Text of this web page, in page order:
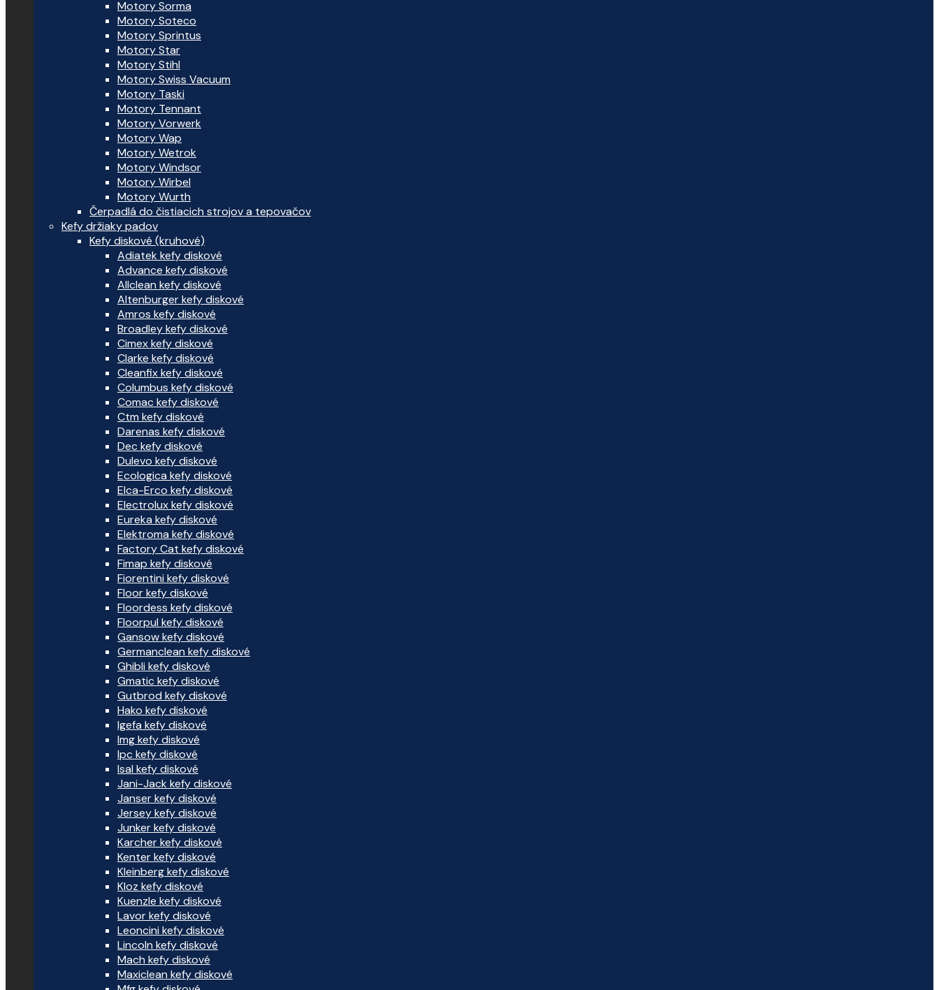
Motory Sorma
Motory Soteco
Motory Sprintus
Motory Star
Motory Stihl
Motory Swiss Vacuum
Motory Taski
Motory Tennant
Motory Vorwerk
Motory Wap
Motory Wetrok
Motory Windsor
Motory Wirbel
Motory Wurth
Čerpadlá do čistiacich strojov a tepovačov
Kefy držiaky padov
Kefy diskové (kruhové)
Adiatek kefy diskové
Advance kefy diskové
Allclean kefy diskové
Altenburger kefy diskové
Amros kefy diskové
Broadley kefy diskové
Cimex kefy diskové
Clarke kefy diskové
Cleanfix kefy diskové
Columbus kefy diskové
Comac kefy diskové
Ctm kefy diskové
Darenas kefy diskové
Dec kefy diskové
Dulevo kefy diskové
Ecologica kefy diskové
Elca-Erco kefy diskové
Electrolux kefy diskové
Eureka kefy diskové
Elektroma kefy diskové
Factory Cat kefy diskové
Fimap kefy diskové
Fiorentini kefy diskové
Floor kefy diskové
Floordess kefy diskové
Floorpul kefy diskové
Gansow kefy diskové
Germanclean kefy diskové
Ghibli kefy diskové
Gmatic kefy diskové
Gutbrod kefy diskové
Hako kefy diskové
Igefa kefy diskové
Img kefy diskové
Ipc kefy diskové
Isal kefy diskové
Jani-Jack kefy diskové
Janser kefy diskové
Jersey kefy diskové
Junker kefy diskové
Karcher kefy diskové
Kenter kefy diskové
Kleinberg kefy diskové
Kloz kefy diskové
Kuenzle kefy diskové
Lavor kefy diskové
Leoncini kefy diskové
Lincoln kefy diskové
Mach kefy diskové
Maxiclean kefy diskové